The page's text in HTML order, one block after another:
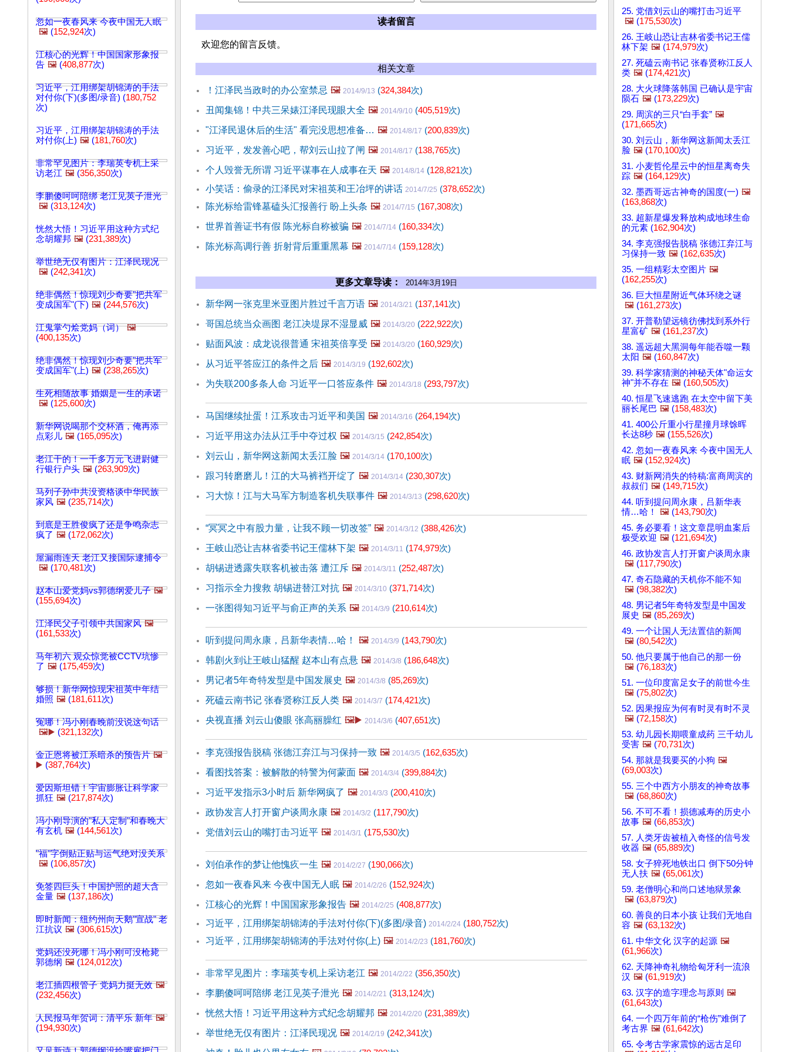
忽如一夜春风来 今夜中国无人眠
🖼️ (152,924次)
江核心的光辉！中国国家形象报
告 🖼️ (408,877次)
习近平，江用绑架胡锦涛的手法
对付你(下)(多图/录音) (180,752
次)
习近平，江用绑架胡锦涛的手法
对付你(上) 🖼️ (181,760次)
非常罕见图片：李瑞英专机上采
访老江 🖼️ (356,350次)
李鹏傻呵呵陪绑 老江见英子泄光
🖼️ (313,124次)
恍然大悟！习近平用这种方式纪
念胡耀邦 🖼️ (231,389次)
举世绝无仅有图片：江泽民现况
🖼️ (242,341次)
绝非偶然！惊现刘少奇要"把共军
变成国军"(下) 🖼️ (244,576次)
江鬼掌勺烩党妈（词） 🖼️
(400,135次)
绝非偶然！惊现刘少奇要"把共军
变成国军"(上) 🖼️ (238,265次)
生死相随故事 婚姻是一生的承诺
🖼️ (125,600次)
新华网说喝那个交杯酒，俺再添
点彩儿 🖼️ (165,095次)
老江干的！一千多万元飞进尉健
行银行户头 🖼️ (263,909次)
马列子孙中共没资格谈中华民族
家风 🖼️ (235,714次)
到底是王胜俊疯了还是争鸣杂志
疯了 🖼️ (172,062次)
屋漏雨连天 老江又接国际逮捕令
🖼️ (170,481次)
赵本山爱党妈vs郭德纲爱儿子 🖼️
(155,694次)
江泽民父子引领中共国家风 🖼️
(161,533次)
马年初六 观众惊觉被CCTV坑惨
了 🖼️ (175,459次)
够损！新华网惊现宋祖英中年结
婚照 🖼️ (181,611次)
冤哪！冯小刚春晚前没说这句话
🖼️▶️ (321,132次)
金正恩将被江系暗杀的预告片 🖼️
▶️ (387,764次)
爱因斯坦错！宇宙膨胀让科学家
抓狂 🖼️ (217,874次)
冯小刚导演的"私人定制"和春晚大
有玄机 🖼️ (144,561次)
"福"字倒贴正贴与运气绝对没关系
🖼️ (106,857次)
免签四巨头！中国护照的超大含
金量 🖼️ (137,186次)
即时新闻：纽约州向天鹅"宣战" 老
江抗议 🖼️ (306,615次)
党妈还没死哪！冯小刚可没枪毙
郭德纲 🖼️ (124,012次)
老江插四根管子 党妈力挺无效 🖼️
(232,456次)
人民报马年贺词：清平乐 新年 🖼️
(194,930次)
读者留言
欢迎您的留言反馈。
相关文章
！江泽民当政时的办公室禁忌 🖼️ 2014/9/13 (324,384次)
丑闻集锦！中共三呆婊江泽民现眼大全 🖼️ 2014/9/10 (405,519次)
"江泽民退休后的生活" 看完没思想准备… 🖼️ 2014/8/17 (200,839次)
习近平，发发善心吧，帮刘云山拉了闸 🖼️ 2014/8/17 (138,765次)
个人毁誉无所谓 习近平谋事在人成事在天 🖼️ 2014/8/14 (128,821次)
小笑话：偷录的江泽民对宋祖英和王冶坪的讲话 2014/7/25 (378,652次)
陈光标给雷锋墓磕头汇报善行 盼上头条 🖼️ 2014/7/15 (167,308次)
世界首善证书有假 陈光标自称被骗 🖼️ 2014/7/14 (160,334次)
陈光标高调行善 折射背后重重黑幕 🖼️ 2014/7/14 (159,128次)
更多文章导读： 2014年3月19日
新华网一张克里米亚图片胜过千言万语 🖼️ 2014/3/21 (137,141次)
哥国总统当众画图 老江决堤尿不湿显威 🖼️ 2014/3/20 (222,922次)
贴面风波：成龙说很普通 宋祖英倍享受 🖼️ 2014/3/20 (160,929次)
从习近平答应江的条件之后 🖼️ 2014/3/19 (192,602次)
为失联200多条人命 习近平一口答应条件 🖼️ 2014/3/18 (293,797次)
马国继续扯蛋！江系攻击习近平和美国 🖼️ 2014/3/16 (264,194次)
习近平用这办法从江手中夺过权 🖼️ 2014/3/15 (242,854次)
刘云山，新华网这新闻太丢江脸 🖼️ 2014/3/14 (170,100次)
跟习转磨磨儿！江的大马裤裆开绽了 🖼️ 2014/3/14 (230,307次)
习大惊！江与大马军方制造客机失联事件 🖼️ 2014/3/13 (298,620次)
“冥冥之中有股力量，让我不顾一切改签” 🖼️ 2014/3/12 (388,426次)
王岐山恐让吉林省委书记王儒林下架 🖼️ 2014/3/11 (174,979次)
胡锡进透露失联客机被击落 遭江斥 🖼️ 2014/3/11 (252,487次)
习指示全力搜救 胡锡进替江对抗 🖼️ 2014/3/10 (371,714次)
一张图得知习近平与俞正声的关系 🖼️ 2014/3/9 (210,614次)
听到提问周永康，吕新华表情…哈！ 🖼️ 2014/3/9 (143,790次)
韩剧火到让王岐山猛醒 赵本山有点悬 🖼️ 2014/3/8 (186,648次)
男记者5年奇特发型是中国发展史 🖼️ 2014/3/8 (85,269次)
死磕云南书记 张春贤称江反人类 🖼️ 2014/3/7 (174,421次)
央视直播 刘云山傻眼 张高丽臊红 🖼️▶️ 2014/3/6 (407,651次)
李克强报告脱稿 张德江弃江与习保持一致 🖼️ 2014/3/5 (162,635次)
看图找答案：被解散的特警为何蒙面 🖼️ 2014/3/4 (399,884次)
习近平发指示3小时后 新华网疯了 🖼️ 2014/3/3 (200,410次)
政协发言人打开窗户谈周永康 🖼️ 2014/3/2 (117,790次)
党借刘云山的嘴打击习近平 🖼️ 2014/3/1 (175,530次)
刘伯承作的梦让他愧疚一生 🖼️ 2014/2/27 (190,066次)
忽如一夜春风来 今夜中国无人眠 🖼️ 2014/2/26 (152,924次)
江核心的光辉！中国国家形象报告 🖼️ 2014/2/25 (408,877次)
习近平，江用绑架胡锦涛的手法对付你(下)(多图/录音) 2014/2/24 (180,752次)
习近平，江用绑架胡锦涛的手法对付你(上) 🖼️ 2014/2/23 (181,760次)
非常罕见图片：李瑞英专机上采访老江 🖼️ 2014/2/22 (356,350次)
李鹏傻呵呵陪绑 老江见英子泄光 🖼️ 2014/2/21 (313,124次)
恍然大悟！习近平用这种方式纪念胡耀邦 🖼️ 2014/2/20 (231,389次)
举世绝无仅有图片：江泽民现况 🖼️ 2014/2/19 (242,341次)
25. 党借刘云山的嘴打击习近平
🖼️ (175,530次)
26. 王岐山恐让吉林省委书记王儒
林下架 🖼️ (174,979次)
27. 死磕云南书记 张春贤称江反人
类 🖼️ (174,421次)
28. 大火球降落韩国 已确认是宇宙
陨石 🖼️ (173,229次)
29. 周滨的三只“白手套” 🖼️
(171,665次)
30. 刘云山，新华网这新闻太丢江
脸 🖼️ (170,100次)
31. 小麦哲伦星云中的恒星离奇失
踪 🖼️ (164,129次)
32. 墨西哥远古神奇的国度(一) 🖼️
(163,868次)
33. 超新星爆发释放构成地球生命
的元素 (162,904次)
34. 李克强报告脱稿 张德江弃江与
习保持一致 🖼️ (162,635次)
35. 一组精彩太空图片 🖼️
(162,255次)
36. 巨大恒星附近气体环绕之谜
🖼️ (161,273次)
37. 开普勒望远镜彷佛找到系外行
星富矿 🖼️ (161,237次)
38. 遥远超大黑洞每年能吞噬一颗
太阳 🖼️ (160,847次)
39. 科学家猜测的神秘天体"命运女
神"并不存在 🖼️ (160,505次)
40. 恒星飞速逃跑 在太空中留下美
丽长尾巴 🖼️ (158,483次)
41. 400公斤重小行星撞月球馀晖
长达8秒 🖼️ (155,526次)
42. 忽如一夜春风来 今夜中国无人
眠 🖼️ (152,924次)
43. 财新网消失的特稿:富商周滨的
叔叔们 🖼️ (149,715次)
44. 听到提问周永康，吕新华表
情…哈！
🖼️ (143,790次)
45. 务必要看！这文章昆明血案后
极受欢迎 🖼️ (121,694次)
46. 政协发言人打开窗户谈周永康
🖼️ (117,790次)
47. 奇石隐藏的天机你不能不知
🖼️ (98,382次)
48. 男记者5年奇特发型是中国发
展史 🖼️ (85,269次)
49. 一个让国人无法置信的新闻
🖼️ (80,542次)
50. 他只要属于他自己的那一份
🖼️ (76,183次)
51. 一位印度富足女子的前世今生
🖼️ (75,802次)
52. 因果报应为何有时灵有时不灵
🖼️ (72,158次)
53. 幼儿园长期喂童成药 三千幼儿
受害 🖼️ (70,731次)
54. 那就是我要买的小狗 🖼️
(69,003次)
55. 三个中西方小朋友的神奇故事
🖼️ (68,860次)
56. 不可不看！损德减寿的历史小
故事 🖼️ (66,853次)
57. 人类牙齿被植入奇怪的信号发
收器 🖼️ (65,889次)
58. 女子猝死地铁出口 倒下50分钟
无人扶 🖼️ (65,061次)
59. 老僧明心和尚口述地狱景象
🖼️ (63,879次)
60. 善良的日本小孩 让我们无地自
容 🖼️ (63,132次)
61. 中华文化 汉字的起源 🖼️
(61,966次)
62. 天降神奇礼物给匈牙利一流浪
汉 🖼️ (61,919次)
63. 汉字的造字理念与原则 🖼️
(61,643次)
64. 一个四万年前的“枪伤”难倒了
考古界 🖼️ (61,642次)
65. 令考古学家震惊的远古足印